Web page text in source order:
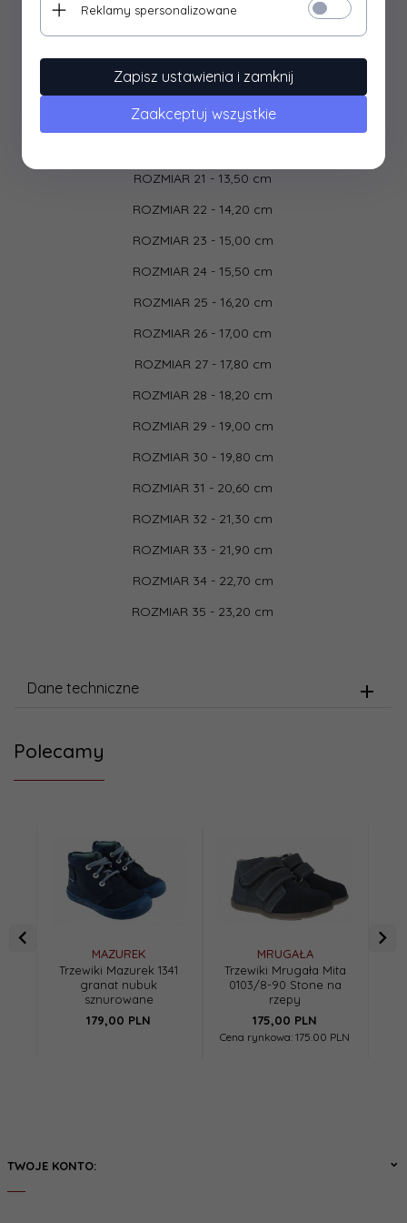
Buty zapinane na rzepy dzięki którym można regulować
Szeroki czubek buta zapewnia swobodny ruch palców.
Trzewiki posiadają membranę TE-POR.
ROZMIAR 21 - 13,50 cm
ROZMIAR 22 - 14,20 cm
ROZMIAR 23 - 15,00 cm
ROZMIAR 24 - 15,50 cm
ROZMIAR 25 - 16,20 cm
ROZMIAR 26 - 17,00 cm
ROZMIAR 27 - 17,80 cm
ROZMIAR 28 - 18,20 cm
ROZMIAR 29 - 19,00 cm
ROZMIAR 30 - 19,80 cm
ROZMIAR 31 - 20,60 cm
ROZMIAR 32 - 21,30 cm
ROZMIAR 33 - 21,90 cm
ROZMIAR 34 - 22,70 cm
ROZMIAR 35 - 23,20 cm
Dane techniczne
Polecamy
MAZUREK
Trzewiki Mazurek 1341
granat nubuk
sznurowane
179,00 PLN
MRUGAŁA
Trzewiki Mrugała Mita
0103/8-90 Stone na
rzepy
175,00 PLN
Cena rynkowa: 175.00 PLN
TWOJE KONTO:
Reklamy spersonalizowane
Zapisz ustawienia i zamknij
Zaakceptuj wszystkie